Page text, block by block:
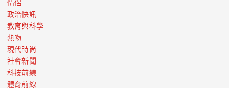
情侶
政治快訊
教育與科學
熱吻
現代時尚
社會新聞
科技前線
體育前線